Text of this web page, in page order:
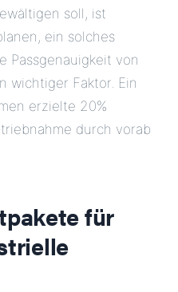
soll, ist
ein solches
Passgenauigkeit von
wichtiger Faktor. Ein
erzielte 20%
durch vorab
für